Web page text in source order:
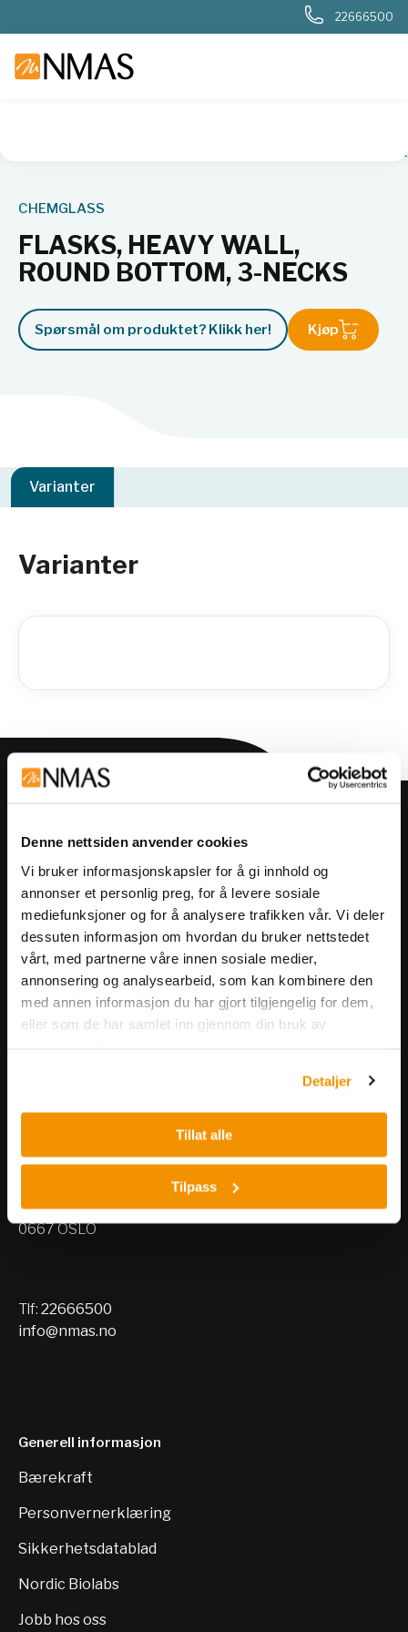
Denne nettsiden anvender cookies
Vi bruker informasjonskapsler for å gi innhold og
annonser et personlig preg, for å levere sosiale
mediefunksjoner og for å analysere trafikken vår. Vi deler
dessuten informasjon om hvordan du bruker nettstedet
vårt, med partnerne våre innen sosiale medier,
annonsering og analysearbeid, som kan kombinere den
med annen informasjon du har gjort tilgjengelig for dem,
eller som de har samlet inn gjennom din bruk av
Detaljer
Tillat alle
Tilpass
22666500
CHEMGLASS
FLASKS, HEAVY WALL,
ROUND BOTTOM, 3-NECKS
Spørsmål om produktet? Klikk her! Kjøp
Varianter
Varianter
Få informasjon om produkter,
arrangementer og kampanjer.
Meld på nyhetsbrev
Besøksadresse:
0667 OSLO
Nils Hansens vei 10
0667 OSLO
Tlf: 22666500
info@nmas.no
Generell informasjon
Bærekraft
Personvernerklæring
Sikkerhetsdatablad
Nordic Biolabs
Jobb hos oss